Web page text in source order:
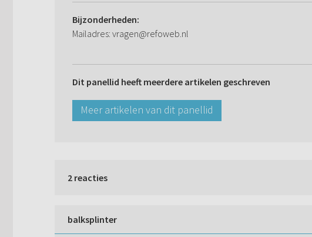
Bijzonderheden:
Mailadres: vragen@refoweb.nl
Dit panellid heeft meerdere artikelen geschreven
Meer artikelen van dit panellid
2 reacties
balksplinter